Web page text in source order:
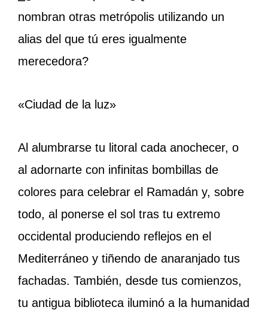
nombran otras metrópolis utilizando un
alias del que tú eres igualmente
merecedora?
«Ciudad de la luz»
Al alumbrarse tu litoral cada anochecer, o
al adornarte con infinitas bombillas de
colores para celebrar el Ramadán y, sobre
todo, al ponerse el sol tras tu extremo
occidental produciendo reflejos en el
Mediterráneo y tiñendo de anaranjado tus
fachadas. También, desde tus comienzos,
tu antigua biblioteca iluminó a la humanidad